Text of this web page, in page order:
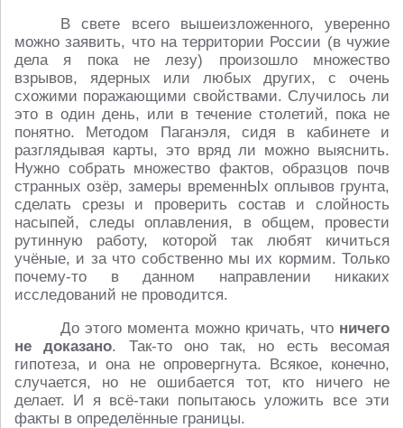
В свете всего вышеизложенного, уверенно
можно заявить, что на территории России (в чужие
дела я пока не лезу) произошло множество
взрывов, ядерных или любых других, с очень
схожими поражающими свойствами. Случилось ли
это в один день, или в течение столетий, пока не
понятно. Методом Паганэля, сидя в кабинете и
разглядывая карты, это вряд ли можно выяснить.
Нужно собрать множество фактов, образцов почв
странных озёр, замеры временнЫх оплывов грунта,
сделать срезы и проверить состав и слойность
насыпей, следы оплавления, в общем, провести
рутинную работу, которой так любят кичиться
учёные, и за что собственно мы их кормим. Только
почему-то в данном направлении никаких
исследований не проводится.
До этого момента можно кричать, что ничего
не доказано. Так-то оно так, но есть весомая
гипотеза, и она не опровергнута. Всякое, конечно,
случается, но не ошибается тот, кто ничего не
делает. И я всё-таки попытаюсь уложить все эти
факты в определённые границы.